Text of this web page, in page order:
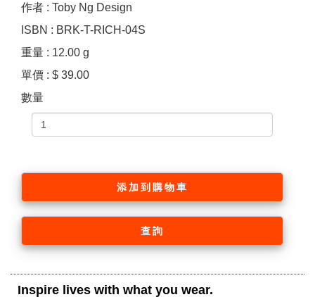
作者 : Toby Ng Design
ISBN : BRK-T-RICH-04S
重量 : 12.00 g
單價 : $ 39.00
數量
添加到購物車
查詢
Inspire lives with what you wear.